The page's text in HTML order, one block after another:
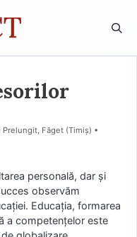
Făget (Timiş) •
personală, dar și
observăm
Educația, formarea
a competențelor este